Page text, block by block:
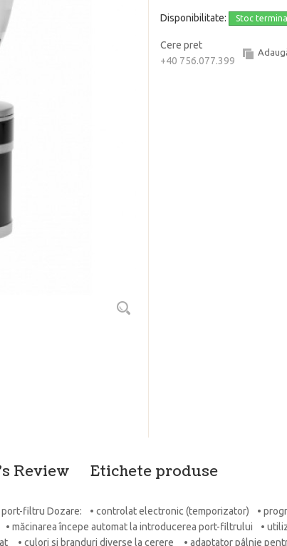
Disponibilitate: Stoc
Cere pret
+40 756.077.399
Review Etichete produse
filtru Dozare: • controlat electronic (temporizator) •
măcinarea începe automat la introducerea port-filtrului •
• culori si branduri diverse la cerere • adaptator pâlnie